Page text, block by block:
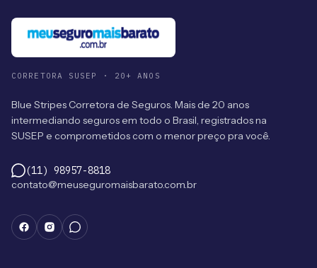
CORRETORA SUSEP · 20+ ANOS
Blue Stripes Corretora de Seguros. Mais de 20 anos
intermediando seguros em todo o Brasil, registrados na
SUSEP e comprometidos com o menor preço pra você.
(11) 98957-8818
contato@meuseguromaisbarato.com.br